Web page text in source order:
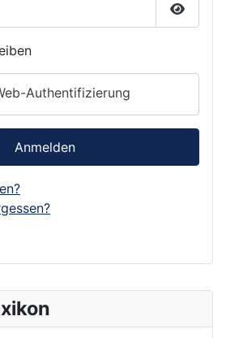
Authentifizierung
Anmelden